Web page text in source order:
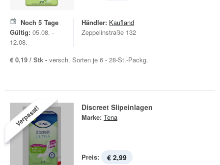
Noch 5 Tage
Gültig: 05.08. -
12.08.
Händler: Kaufland
Zeppelinstraße 132
€ 0,19 / Stk - versch. Sorten je 6 - 28-St.-Packg.
Verpasst! Discreet Slipeinlagen
Marke: Tena
Preis: € 2,99